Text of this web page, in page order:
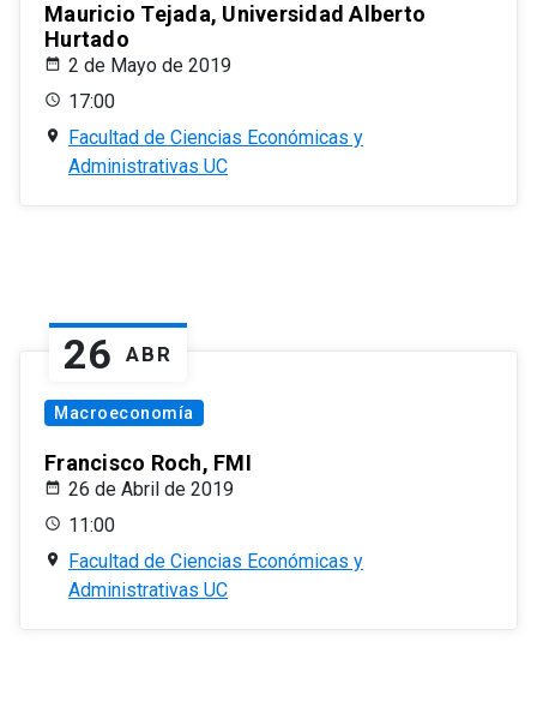
Mauricio Tejada, Universidad Alberto
Hurtado
2 de Mayo de 2019
17:00
Facultad de Ciencias Económicas y
Administrativas UC
26 ABR
Macroeconomía
Francisco Roch, FMI
26 de Abril de 2019
11:00
Facultad de Ciencias Económicas y
Administrativas UC